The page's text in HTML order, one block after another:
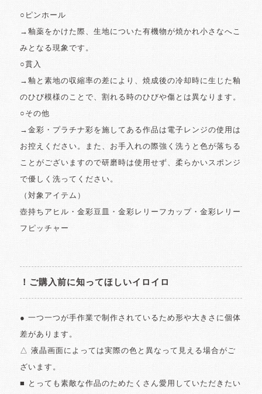
○ピンホール
→釉薬をかけた際、生地についた有機物が焼かれ小さなへこ
みとなる現象です。
○貫入
→釉と素地の収縮率の差により、焼成後の冷却時に生じた釉
のひび模様のことで、割れる時のひびや傷とは異なります。
○その他
→金彩・プラチナ彩を施してある作品は電子レンジの使用は
お控えください。また、お手入れの際強く洗うと色が落ちる
ことがございますので研磨時は使用せず、柔らかいスポンジ
で優しく洗ってください。
（対象アイテム）
壺持ちアヒル・金彩豆皿・金彩レリーフカップ・金彩レリー
フピッチャー
！ご購入前に知ってほしいイロイロ
● 一つ一つが手作業で制作されているため形や大きさに個体
差があります。
△ 液晶画面によっては実際の色と異なって見える場合がご
ざいます。
■ とっても素敵な作品のためたくさん愛用していただきたい